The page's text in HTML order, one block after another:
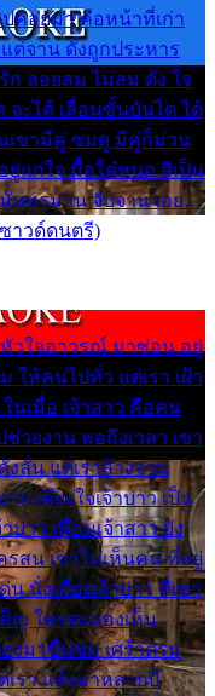
คอยมา คือหน้าที่เก่า
ต่จาน ดั่งถูกประหาร
ก ลอยลม ไม่สม ดัง ใจ
จะได้ เลื่อนขั้นบันได ได้
นเขามีคู่ ซมดู มีคู่ก็ม่วน
ยู่แก่ใจ มื้อใด๋หนอ สิเป็น
มันทรมาน จับจาน เอย…
ซาวด์ดนตรี)
หัวใจอาวรณ์ มาซ่อน อยู่
ให้คนไปทั่ว แต่เรา เฝ้า
นเมื่อ เจ้าสาว คือคน
วยงาน พอถึงเวลา เขา
ลั่น แต่เราล้างจาน
เคียงใจเจ้าบ่าว เป็น
าว เพื่อนเจ้าสาว ยัง
สน เขาไม่เห็นคน ที่อยู่
นั่งเคียงเจ้าบ่าว ที่เขา
ค็ญ ใครจะมองเห็น
งมาขื่นขม เศร้าตรม
รา แล้งมาหลายปี